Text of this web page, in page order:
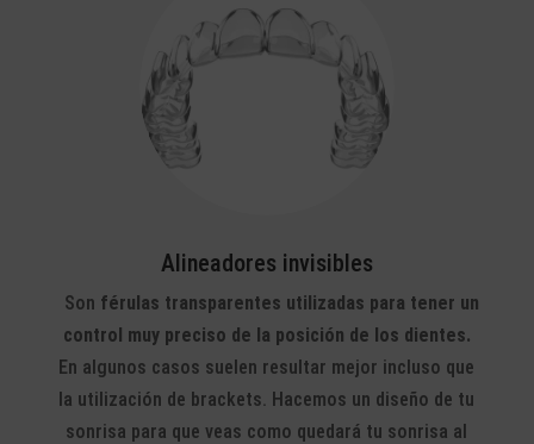
Alineadores invisibles
Son férulas transparentes utilizadas para tener un
control muy preciso de la posición de los dientes.
En algunos casos suelen resultar mejor incluso que
la utilización de brackets. Hacemos un diseño de tu
sonrisa para que veas como quedará tu sonrisa al